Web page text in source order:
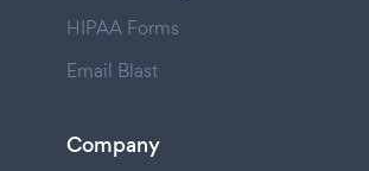
HIPAA Forms
Email Blast
Company